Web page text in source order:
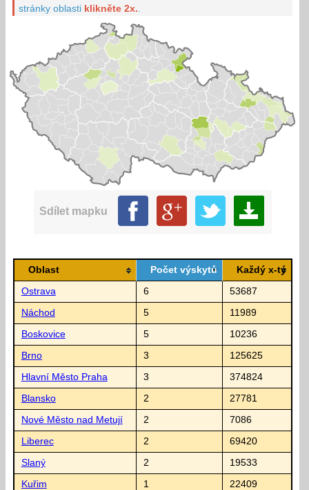
stránky oblasti klikněte 2x.
Sdílet mapku
Oblast Počet výskytů Každý x-tý
Ostrava 6 53687
Náchod 5 11989
Boskovice 5 10236
Brno 3 125625
Hlavní Město Praha 3 374824
Blansko 2 27781
Nové Město nad Metují 2 7086
Liberec 2 69420
Slaný 2 19533
Kuřim 1 22409